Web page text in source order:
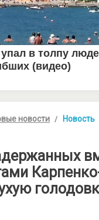
новости Новость